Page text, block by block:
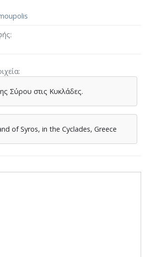
Σύρου στις Κυκλάδες.
of Syros, in the Cyclades, Greece